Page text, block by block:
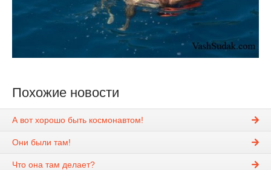
Похожие новости
А вот хорошо быть космонавтом!
Они были там!
Что она там делает?